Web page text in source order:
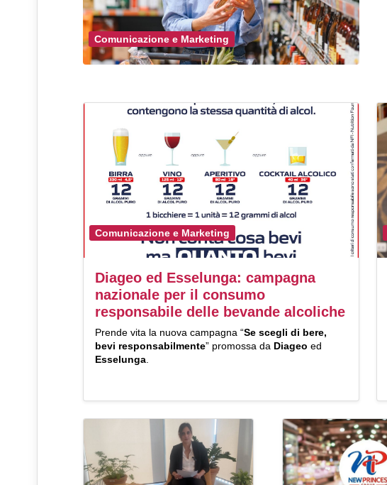
Comunicazione e Marketing
Comunicazione e Marketing
Diageo ed Esselunga: campagna
nazionale per il consumo
responsabile delle bevande alcoliche
Prende vita la nuova campagna “Se scegli di bere,
bevi responsabilmente” promossa da Diageo ed
Esselunga.